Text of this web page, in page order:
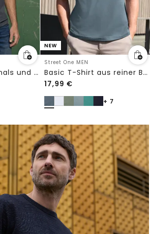
T-Shirt mit Rundhals und Chestprint
NEW
Street One MEN
Basic T-Shirt aus reiner Baumwolle
17,99 €
+ 7